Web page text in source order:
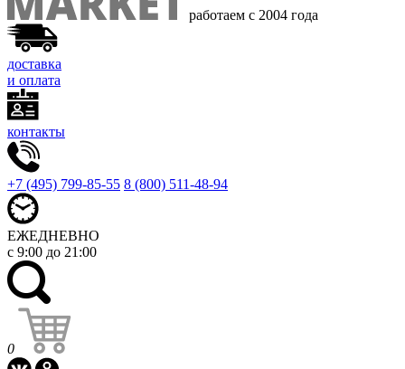
работаем с 2004 года
доставка
и оплата
контакты
+7 (495) 799-85-55 8 (800) 511-48-94
ЕЖЕДНЕВНО
с 9:00 до 21:00
0